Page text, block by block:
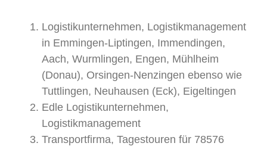
Logistikunternehmen, Logistikmanagement
in Emmingen-Liptingen, Immendingen,
Aach, Wurmlingen, Engen, Mühlheim
(Donau), Orsingen-Nenzingen ebenso wie
Tuttlingen, Neuhausen (Eck), Eigeltingen
Edle Logistikunternehmen,
Logistikmanagement
Transportfirma, Tagestouren für 78576